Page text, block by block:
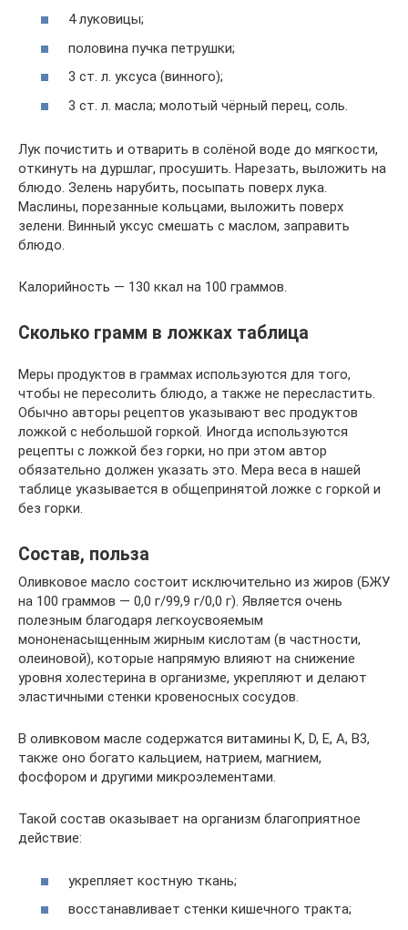
4 луковицы;
половина пучка петрушки;
3 ст. л. уксуса (винного);
3 ст. л. масла; молотый чёрный перец, соль.
Лук почистить и отварить в солёной воде до мягкости,
откинуть на дуршлаг, просушить. Нарезать, выложить на
блюдо. Зелень нарубить, посыпать поверх лука.
Маслины, порезанные кольцами, выложить поверх
зелени. Винный уксус смешать с маслом, заправить
блюдо.
Калорийность — 130 ккал на 100 граммов.
Сколько грамм в ложках таблица
Меры продуктов в граммах используются для того,
чтобы не пересолить блюдо, а также не пересластить.
Обычно авторы рецептов указывают вес продуктов
ложкой с небольшой горкой. Иногда используются
рецепты с ложкой без горки, но при этом автор
обязательно должен указать это. Мера веса в нашей
таблице указывается в общепринятой ложке с горкой и
без горки.
Состав, польза
Оливковое масло состоит исключительно из жиров (БЖУ
на 100 граммов — 0,0 г/99,9 г/0,0 г). Является очень
полезным благодаря легкоусвояемым
мононенасыщенным жирным кислотам (в частности,
олеиновой), которые напрямую влияют на снижение
уровня холестерина в организме, укрепляют и делают
эластичными стенки кровеносных сосудов.
В оливковом масле содержатся витамины K, D, E, A, B3,
также оно богато кальцием, натрием, магнием,
фосфором и другими микроэлементами.
Такой состав оказывает на организм благоприятное
действие:
укрепляет костную ткань;
восстанавливает стенки кишечного тракта;